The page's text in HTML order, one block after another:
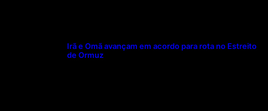
Irã e Omã avançam em acordo para rota no Estreito
de Ormuz